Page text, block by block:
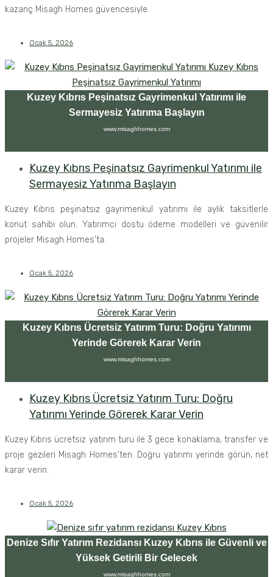
kazanç Misagh Homes güvencesiyle.
Ocak 5, 2026
Kuzey Kıbrıs Peşinatsız Gayrimenkul Yatırımı ile
Sermayesiz Yatırıma Başlayın
www.misaghhomes.com
Kuzey Kıbrıs Peşinatsız Gayrimenkul Yatırımı ile
Sermayesiz Yatırıma Başlayın
Kuzey Kıbrıs peşinatsız gayrimenkul yatırımı ile aylık taksitlerle
konut sahibi olun. Yatırımcı dostu ödeme modelleri ve güvenilir
projeler Misagh Homes’ta.
Ocak 5, 2026
Kuzey Kıbrıs Ücretsiz Yatırım Turu: Doğru Yatırımı
Yerinde Görerek Karar Verin
www.misaghhomes.com
Kuzey Kıbrıs Ücretsiz Yatırım Turu: Doğru
Yatırımı Yerinde Görerek Karar Verin
Kuzey Kıbrıs ücretsiz yatırım turu ile 3 gece konaklama, transfer ve
proje gezileri Misagh Homes’ten. Doğru yatırımı yerinde görün, net
karar verin.
Ocak 5, 2026
Denize Sıfır Yatırım Rezidansı Kuzey Kıbrıs ile Güvenli ve
Yüksek Getirili Bir Gelecek
www.misaghhomes.com